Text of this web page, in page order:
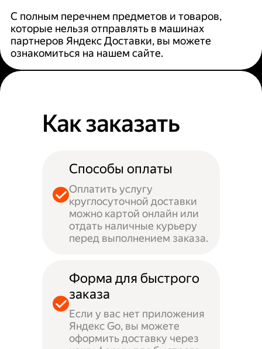
С полным перечнем предметов и товаров,
которые нельзя отправлять в машинах
партнеров Яндекс Доставки, вы можете
ознакомиться на нашем сайте.
Как заказать
Способы оплаты
Оплатить услугу
круглосуточной доставки
можно картой онлайн или
отдать наличные курьеру
перед выполнением заказа.
Форма для быстрого
заказа
Если у вас нет приложения
Яндекс Go, вы можете
оформить доставку через